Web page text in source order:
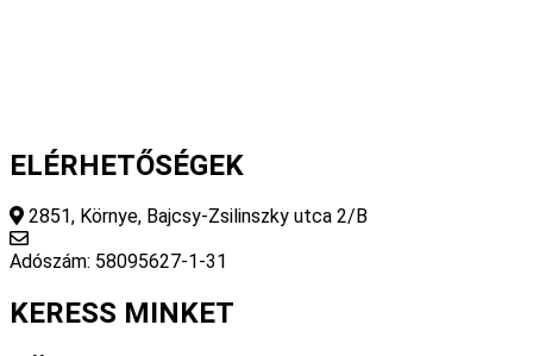
ELÉRHETŐSÉGEK
2851, Környe, Bajcsy-Zsilinszky utca 2/B
Adószám: 58095627-1-31
KERESS MINKET